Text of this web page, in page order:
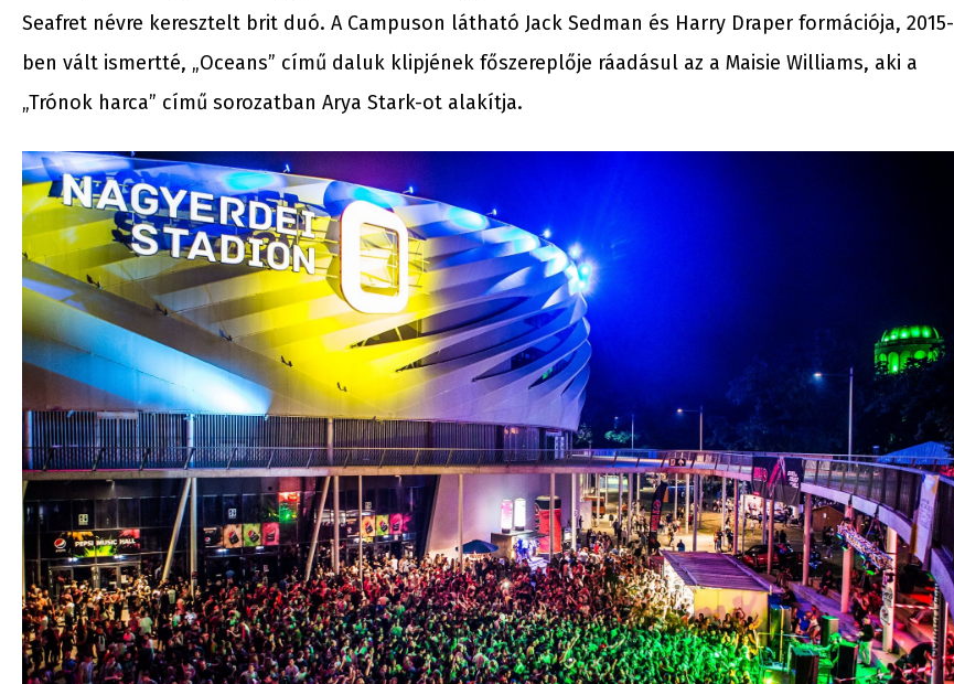
Seafret névre keresztelt brit duó. A Campuson látható Jack Sedman és Harry Draper formációja, 2015-
ben vált ismertté, „Oceans” című daluk klipjének főszereplője ráadásul az a Maisie Williams, aki a
„Trónok harca” című sorozatban Arya Stark-ot alakítja.